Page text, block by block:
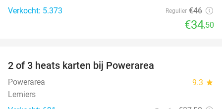
Verkocht: 5.373
Regulier €46
€34,50
2 of 3 heats karten bij Powerarea
Powerarea 9.3 star
Lemiers